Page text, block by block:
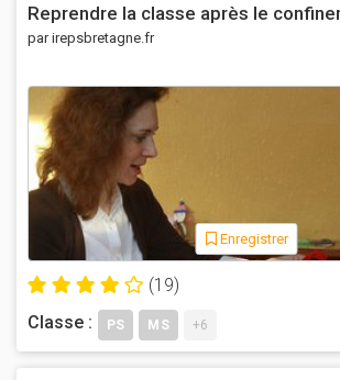
Reprendre la classe après le
par irepsbretagne.fr
Enregistrer
(19)
Classe :
PS MS +6